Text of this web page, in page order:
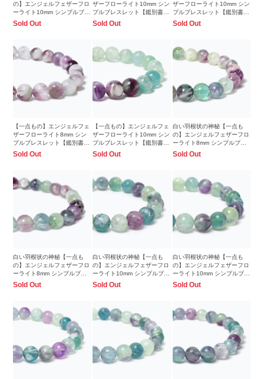
の】エンジェルフェザーフロ
ーライト10mm シンプルブレ
スレット
Sold Out
ザーフローライト10mm シン
プルブレスレット【鑑別書付
き】
Sold Out
ザーフローライト10mm シン
プルブレスレット【鑑別書付
き】
Sold Out
【一点もの】エンジェルフェ
ザーフローライト8mm シン
プルブレスレット【鑑別書付
き】
Sold Out
【一点もの】エンジェルフェ
ザーフローライト10mm シン
プルブレスレット【鑑別書付
き】
Sold Out
白い羽根状の神秘【一点も
の】エンジェルフェザーフロ
ーライト8mm シンプルブレ
スレット
Sold Out
白い羽根状の神秘【一点も
の】エンジェルフェザーフロ
ーライト8mm シンプルブレ
スレット
Sold Out
白い羽根状の神秘【一点も
の】エンジェルフェザーフロ
ーライト10mm シンプルブレ
スレット
Sold Out
白い羽根状の神秘【一点も
の】エンジェルフェザーフロ
ーライト10mm シンプルブレ
スレット
Sold Out